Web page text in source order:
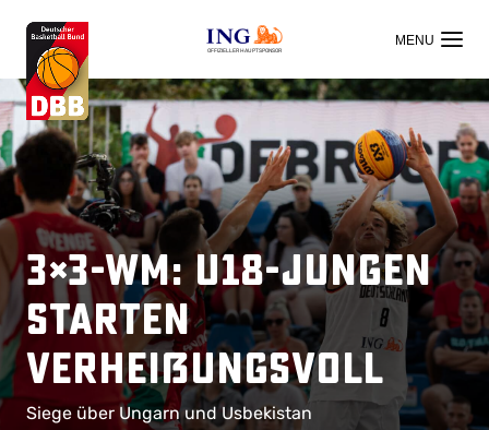
OFFIZIELLER HAUPTSPONSOR
3×3-WM: U18-Jungen
starten
verheißungsvoll
Siege über Ungarn und Usbekistan